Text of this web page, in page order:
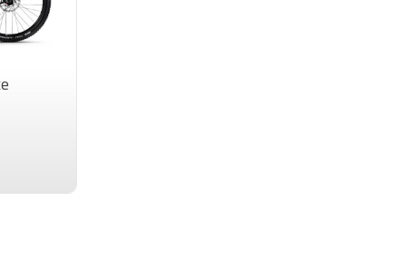
HG710, 11-36 zubů
brzda